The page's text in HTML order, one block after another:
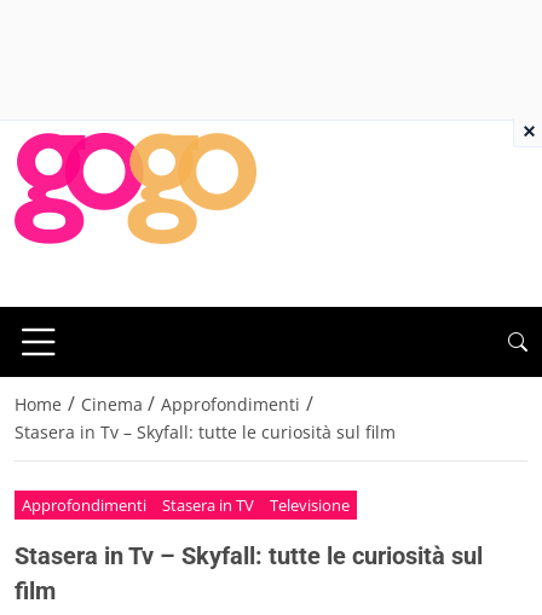
Home / Cinema / Approfondimenti /
Stasera in Tv – Skyfall: tutte le curiosità sul film
Approfondimenti Stasera in TV Televisione
Stasera in Tv – Skyfall: tutte le curiosità sul
film
×